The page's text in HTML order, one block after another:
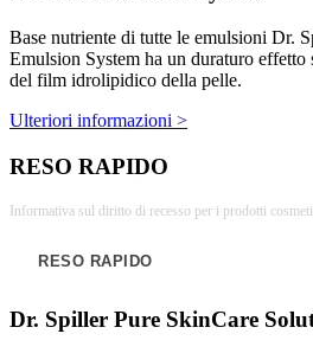
Base nutriente di tutte le emulsioni Dr.
Emulsion System ha un duraturo effetto
del film idrolipidico della pelle.
Ulteriori informazioni >
RESO RAPIDO
Informativa sul diritto di recesso per i prodotti
RESO RAPIDO
Dr. Spiller Pure SkinCare